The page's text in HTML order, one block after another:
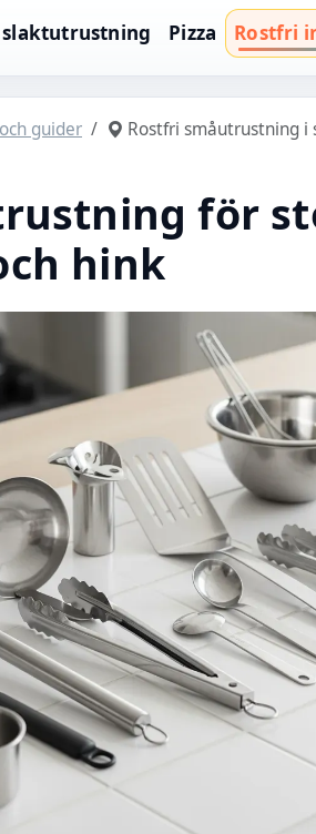
slaktutrustning Pizza Rostfri
guider Rostfri småutrustning i
för
hink